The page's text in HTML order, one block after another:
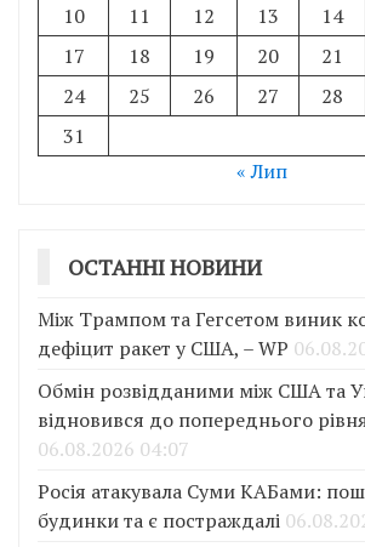
10
11 12 13 14
17
18 19 20 21
24
25 26 27 28
31
« Лип
ОСТАННІ НОВИНИ
Між Трампом та Гегсетом виник
дефіцит ракет у США, – WP
Обмін розвідданими між США та
відновився до попереднього
06.08.2026 04:07
Росія атакувала Суми КАБами:
будинки та є постраждалі